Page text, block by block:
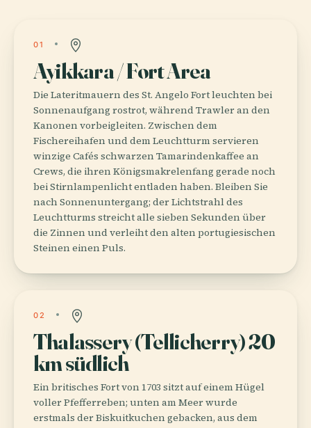
01
Ayikkara / Fort Area
Die Lateritmauern des St. Angelo Fort leuchten bei
Sonnenaufgang rostrot, während Trawler an den
Kanonen vorbeigleiten. Zwischen dem
Fischereihafen und dem Leuchtturm servieren
winzige Cafés schwarzen Tamarindenkaffee an
Crews, die ihren Königsmakrelenfang gerade noch
bei Stirnlampenlicht entladen haben. Bleiben Sie
nach Sonnenuntergang; der Lichtstrahl des
Leuchtturms streicht alle sieben Sekunden über
die Zinnen und verleiht den alten portugiesischen
Steinen einen Puls.
02
Thalassery (Tellicherry) 20
km südlich
Ein britisches Fort von 1703 sitzt auf einem Hügel
voller Pfefferreben; unten am Meer wurde
erstmals der Biskuitkuchen gebacken, aus dem